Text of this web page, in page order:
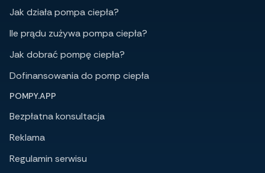
Jak działa pompa ciepła?
Ile prądu zużywa pompa ciepła?
Jak dobrać pompę ciepła?
Dofinansowania do pomp ciepła
POMPY.APP
Bezpłatna konsultacja
Reklama
Regulamin serwisu